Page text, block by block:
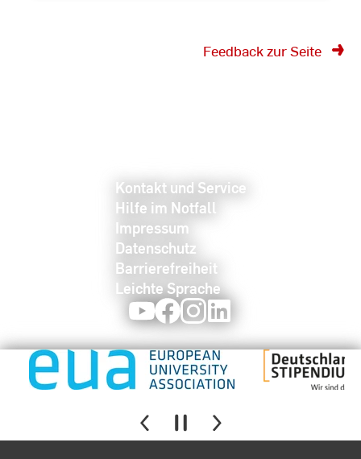
Feedback zur Seite
Kontakt und Service
Hilfe im Notfall
Impressum
Datenschutz
Barrierefreiheit
Leichte Sprache
YoutubeFacebookInstagram